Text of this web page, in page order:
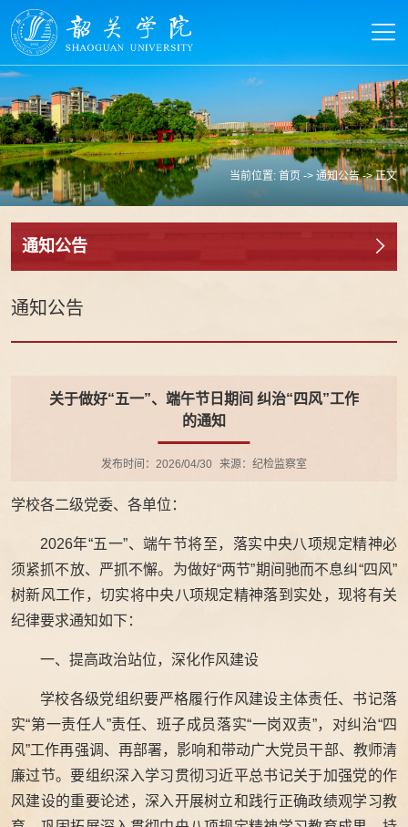
当前位置:首页 ->通知公告-> 正文
通知公告
通知公告
关于做好“五一”、端午节日期间 纠治“四风”工作
的通知
发布时间：2026/04/30 来源：纪检监察室
学校各二级党委、各单位：
2026年“五一”、端午节将至，落实中央八项规定精神必
须紧抓不放、严抓不懈。为做好“两节”期间驰而不息纠“四风”
树新风工作，切实将中央八项规定精神落到实处，现将有关
纪律要求通知如下：
一、提高政治站位，深化作风建设
学校各级党组织要严格履行作风建设主体责任、书记落
实“第一责任人”责任、班子成员落实“一岗双责”，对纠治“四
风”工作再强调、再部署，影响和带动广大党员干部、教师清
廉过节。要组织深入学习贯彻习近平总书记关于加强党的作
风建设的重要论述，深入开展树立和践行正确政绩观学习教